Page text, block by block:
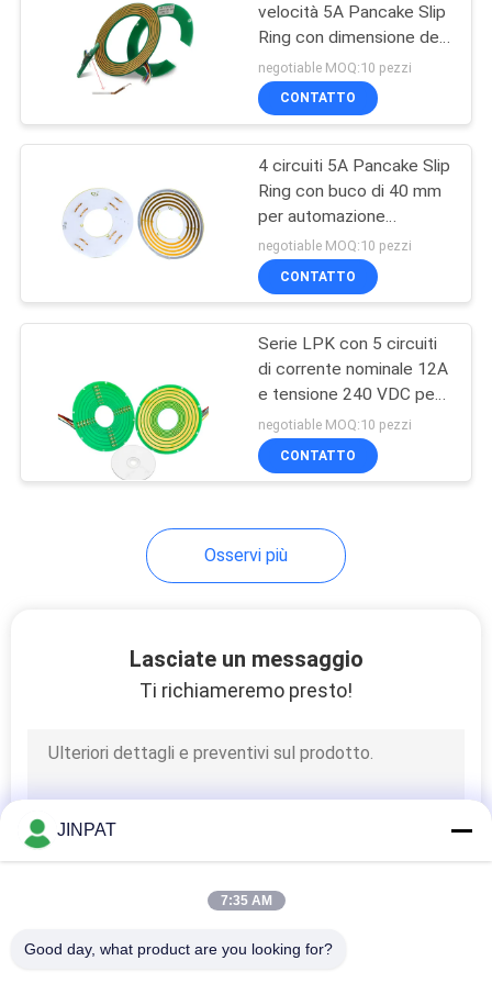
Anello di contatto
separato
Anello di contatto
del pancake
Collettori ad anello
Slittamento Ring
Components
velocità 5A Pancake Slip
Ring con dimensione del
foro di 25 mm e tensione
nominale 220VDC/AC
negotiable MOQ:10 pezzi
CONTATTO
4 circuiti 5A Pancake Slip
Ring con buco di 40 mm
per automazione
industriale e attrezzature
mediche
negotiable MOQ:10 pezzi
CONTATTO
Serie LPK con 5 circuiti
di corrente nominale 12A
e tensione 240 VDC per
apparecchiature
industriali
negotiable MOQ:10 pezzi
CONTATTO
Osservi più
Lasciate un messaggio
Ti richiameremo presto!
JINPAT
7:35 AM
Good day, what product are you looking for?